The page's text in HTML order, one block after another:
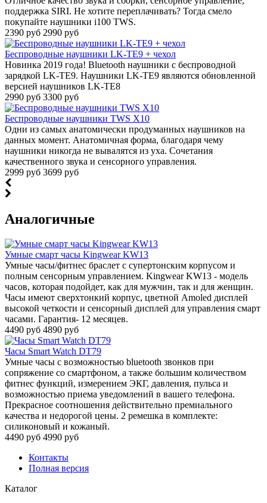
поддержка SIRI. Не хотите переплачивать? Тогда смело
покупайте наушники i100 TWS.
2390 руб 2990 руб
Беспроводные наушники LK-TE9 + чехол
Новинка 2019 года! Bluetooth наушники с беспроводной
зарядкой LK-TE9. Наушники LK-TE9 являются обновленной
версией наушников LK-TE8
2990 руб 3300 руб
Беспроводные наушники TWS X10
Одни из самых анатомически продуманных наушников на
данных момент. Анатомичная форма, благодаря чему
наушники никогда не вывалятся из уха. Сочетания
качественного звука и сенсорного управления.
2999 руб 3699 руб
Аналогичные
Умные смарт часы Kingwear KW13
Умные часы/фитнес браслет с супертонским корпусом и
полным сенсорным управлением. Kingwear KW13 - модель
часов, которая подойдет, как для мужчин, так и для женщин.
Часы имеют сверхтонкий корпус, цветной Amoled дисплей
высокой четкости и сенсорный дисплей для управления смарт
часами. Гарантия- 12 месяцев.
4490 руб 4890 руб
Часы Smart Watch DT79
Умные часы с возможностью bluetooth звонков при
сопряжение со смартфоном, а также большим количеством
фитнес функций, измерением ЭКГ, давления, пульса и
возможностью приема уведомлений в вашего телефона.
Прекрасное соотношения действительно премиального
качества и недорогой цены. 2 ремешка в комплекте:
силиконовый и кожаный.
4490 руб 4990 руб
Контакты
Полная версия
Каталог